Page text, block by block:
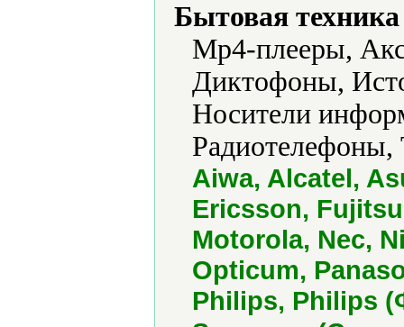
Бытовая
Mp4-плееры,
Диктофоны,
Носители
Aiwa, Alcatel,
Ericsson,
Motorola, Nec,
Opticum,
Philips, Philips